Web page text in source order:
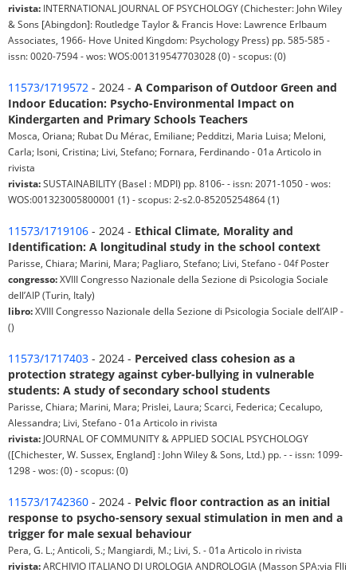
rivista: INTERNATIONAL JOURNAL OF PSYCHOLOGY (Chichester: John Wiley
& Sons [Abingdon]: Routledge Taylor & Francis Hove: Lawrence Erlbaum
Associates, 1966- Hove United Kingdom: Psychology Press) pp. 585-585 -
issn: 0020-7594 - wos: WOS:001319547703028 (0) - scopus: (0)
11573/1719572 - 2024 - A Comparison of Outdoor Green and
Indoor Education: Psycho-Environmental Impact on
Kindergarten and Primary Schools Teachers
Mosca, Oriana; Rubat Du Mérac, Emiliane; Pedditzi, Maria Luisa; Meloni,
Carla; Isoni, Cristina; Livi, Stefano; Fornara, Ferdinando - 01a Articolo in
rivista
rivista:SUSTAINABILITY (Basel : MDPI) pp. 8106- - issn: 2071-1050 - wos:
WOS:001323005800001 (1) - scopus: 2-s2.0-85205254864 (1)
11573/1719106 - 2024 - Ethical Climate, Morality and
Identification: A longitudinal study in the school context
Parisse, Chiara; Marini, Mara; Pagliaro, Stefano; Livi, Stefano - 04f Poster
congresso:XVIII Congresso Nazionale della Sezione di Psicologia Sociale
dell’AIP (Turin, Italy)
libro:XVIII Congresso Nazionale della Sezione di Psicologia Sociale dell’AIP -
()
11573/1717403 - 2024 - Perceived class cohesion as a
protection strategy against cyber-bullying in vulnerable
students: A study of secondary school students
Parisse, Chiara; Marini, Mara; Prislei, Laura; Scarci, Federica; Cecalupo,
Alessandra; Livi, Stefano - 01a Articolo in rivista
rivista: JOURNAL OF COMMUNITY & APPLIED SOCIAL PSYCHOLOGY
([Chichester, W. Sussex, England] : John Wiley & Sons, Ltd.) pp. - - issn: 1099-
1298 - wos: (0) - scopus: (0)
11573/1742360 - 2024 - Pelvic floor contraction as an initial
response to psycho-sensory sexual stimulation in men and a
trigger for male sexual behaviour
Pera, G. L.; Anticoli, S.; Mangiardi, M.; Livi, S. - 01a Articolo in rivista
rivista:ARCHIVIO ITALIANO DI UROLOGIA ANDROLOGIA (Masson SPA:via Flli